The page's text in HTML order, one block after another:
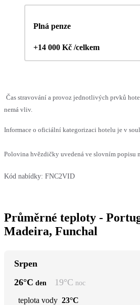
Plná penze
+14 000 Kč /celkem
Čas stravování a provoz jednotlivých prvků
nemá vliv.
Informace o oficiální kategorizaci hotelu je v
Polovina hvězdičky uvedená ve slovním popisu
Kód nabídky: FNC2VID
Průměrné teploty -
Madeira, Funchal
Srpen
26°C den 19°C noc
teplota vody 23°C